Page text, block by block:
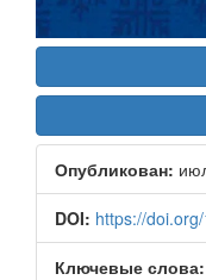
Опубликован:
DOI: https://
Ключевые слова: